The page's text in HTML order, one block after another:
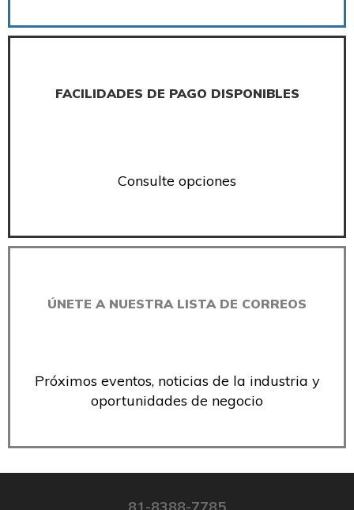
FACILIDADES DE PAGO DISPONIBLES
Consulte opciones
ÚNETE A NUESTRA LISTA DE CORREOS
Próximos eventos, noticias de la industria y
oportunidades de negocio